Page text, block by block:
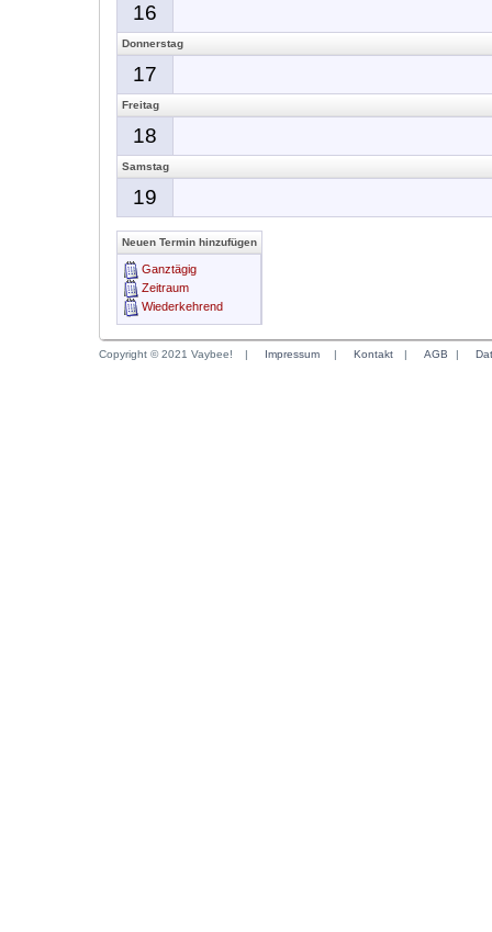
16
Donnerstag
17
Freitag
18
Samstag
19
Neuen Termin hinzufügen
Ganztägig
Zeitraum
Wiederkehrend
Copyright © 2021 Vaybee! | Impressum | Kontakt | AGB |